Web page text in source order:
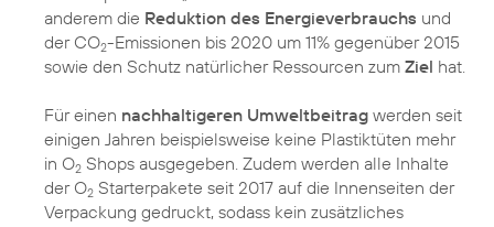
anderem die Reduktion des Energieverbrauchs und
der CO2-Emissionen bis 2020 um 11% gegenüber 2015
sowie den Schutz natürlicher Ressourcen zum Ziel hat.
Für einen nachhaltigeren Umweltbeitrag werden seit
einigen Jahren beispielsweise keine Plastiktüten mehr
in O2 Shops ausgegeben. Zudem werden alle Inhalte
der O2 Starterpakete seit 2017 auf die Innenseiten der
Verpackung gedruckt, sodass kein zusätzliches